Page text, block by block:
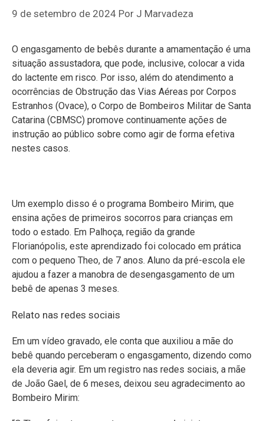
9 de setembro de 2024 Por J Marvadeza
O engasgamento de bebês durante a amamentação é uma
situação assustadora, que pode, inclusive, colocar a vida
do lactente em risco. Por isso, além do atendimento a
ocorrências de Obstrução das Vias Aéreas por Corpos
Estranhos (Ovace), o Corpo de Bombeiros Militar de Santa
Catarina (CBMSC) promove continuamente ações de
instrução ao público sobre como agir de forma efetiva
nestes casos.
Um exemplo disso é o programa Bombeiro Mirim, que
ensina ações de primeiros socorros para crianças em
todo o estado. Em Palhoça, região da grande
Florianópolis, este aprendizado foi colocado em prática
com o pequeno Theo, de 7 anos. Aluno da pré-escola ele
ajudou a fazer a manobra de desengasgamento de um
bebê de apenas 3 meses.
Relato nas redes sociais
Em um vídeo gravado, ele conta que auxiliou a mãe do
bebê quando perceberam o engasgamento, dizendo como
ela deveria agir. Em um registro nas redes sociais, a mãe
de João Gael, de 6 meses, deixou seu agradecimento ao
Bombeiro Mirim: